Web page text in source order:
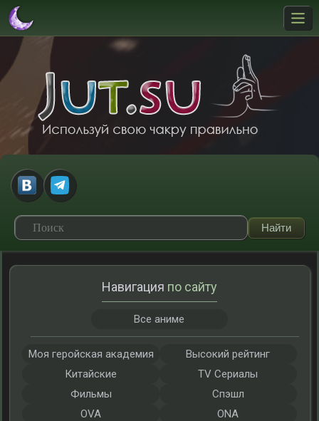
Навигация по сайту
Все аниме
Моя геройская академия
Высокий рейтинг
Китайские
TV Сериалы
Фильмы
Спэшл
OVA
ONA